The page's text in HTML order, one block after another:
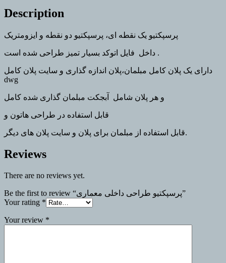
Description
پرسپکتیو یک نقطه ای، پرسپکتیو دو نقطه و ایزومتریک
داخل فایل اتوکد بسیار تمیز طراحی شده است .
دارای یک پلان کامل مبلمان،پلان اندازه گذاری و سایت پلان کامل
dwg
و هر پلان شامل آبجکت مبلمان گذاری شده کامل
قابل استفاده در طراحی هاتون و
قابل استفاده از مبلمان برای پلان و سایت پلان های دیگر.
Reviews
There are no reviews yet.
Be the first to review “پرسپکتیو طراحی داخلی معماری”
Your rating *
Your review *